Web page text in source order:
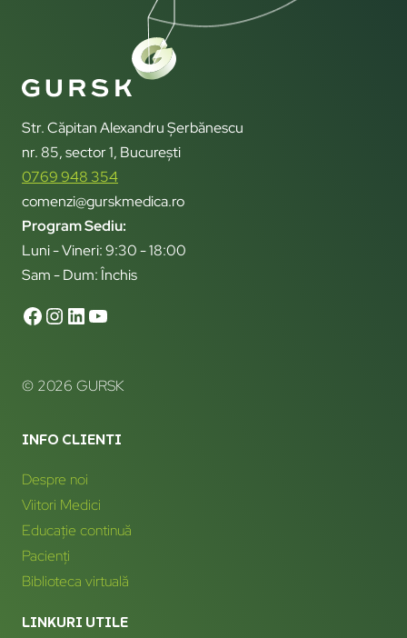
Str. Căpitan Alexandru Șerbănescu
nr. 85, sector 1, București
0769 948 354
comenzi@gurskmedica.ro
Program Sediu:
Luni - Vineri: 9:30 - 18:00
Sam - Dum: Închis
© 2026 GURSK
INFO CLIENTI
Despre noi
Viitori Medici
Educație continuă
Pacienți
Biblioteca virtuală
LINKURI UTILE